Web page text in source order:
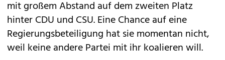
mit großem Abstand auf dem zweiten Platz
hinter CDU und CSU. Eine Chance auf eine
Regierungsbeteiligung hat sie momentan nicht,
weil keine andere Partei mit ihr koalieren will.